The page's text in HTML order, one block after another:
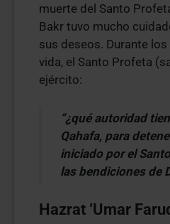
muerte del Santo
Bakr tuvo mucho
sus deseos. Durante
vida, el Santo Profeta
ejército:
“¿qué autoridad
Qahafa, para
iniciado por el
las bendiciones de
Hazrat ‘Umar